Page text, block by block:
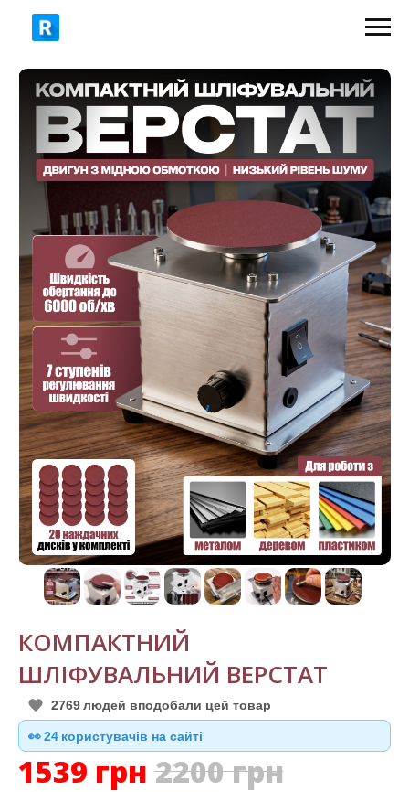
ЗАМОВИТИ
2200 грн 1539 грн
КОМПАКТНИЙ
ШЛІФУВАЛЬНИЙ ВЕРСТАТ
2769 людей вподобали цей товар
👀24 користувачів на сайті
1539 грн 2200грн